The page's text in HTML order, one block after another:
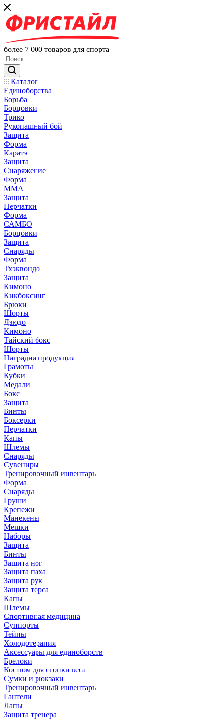
более 7 000 товаров для спорта
Каталог
Единоборства
Борьба
Борцовки
Трико
Рукопашный бой
Защита
Форма
Каратэ
Защита
Снаряжение
Форма
ММА
Защита
Перчатки
Форма
САМБО
Борцовки
Защита
Снаряды
Форма
Тхэквондо
Защита
Кимоно
Кикбоксинг
Брюки
Шорты
Дзюдо
Кимоно
Тайский бокс
Шорты
Наградна продукция
Грамоты
Кубки
Медали
Бокс
Защита
Бинты
Боксерки
Перчатки
Капы
Шлемы
Снаряды
Сувениры
Тренировочный инвентарь
Форма
Снаряды
Груши
Крепежи
Манекены
Мешки
Наборы
Защита
Бинты
Защита ног
Защита паха
Защита рук
Защита торса
Капы
Шлемы
Спортивная медицина
Суппорты
Тейпы
Холодотерапия
Аксессуары для единоборств
Брелоки
Костюм для сгонки веса
Сумки и рюкзаки
Тренировочный инвентарь
Гантели
Лапы
Защита тренера